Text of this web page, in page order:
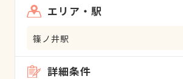
エリア・駅
篠ノ井駅
詳細条件